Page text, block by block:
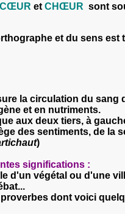
CŒUR et CHŒUR sont
et du sens est
la circulation du sang
et en nutriments.
aux deux tiers, à
des sentiments, de la
)
significations :
d'un végétal ou d'une
dont voici